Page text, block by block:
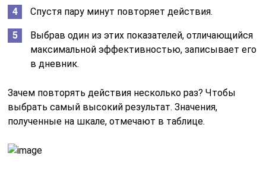
Спустя пару минут повторяет действия.
Выбрав один из этих показателей, отличающийся
максимальной эффективностью, записывает его
в дневник.
Зачем повторять действия несколько раз? Чтобы
выбрать самый высокий результат. Значения,
полученные на шкале, отмечают в таблице.